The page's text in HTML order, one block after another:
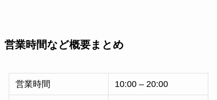
営業時間など概要まとめ
営業時間 10:00 – 20:00